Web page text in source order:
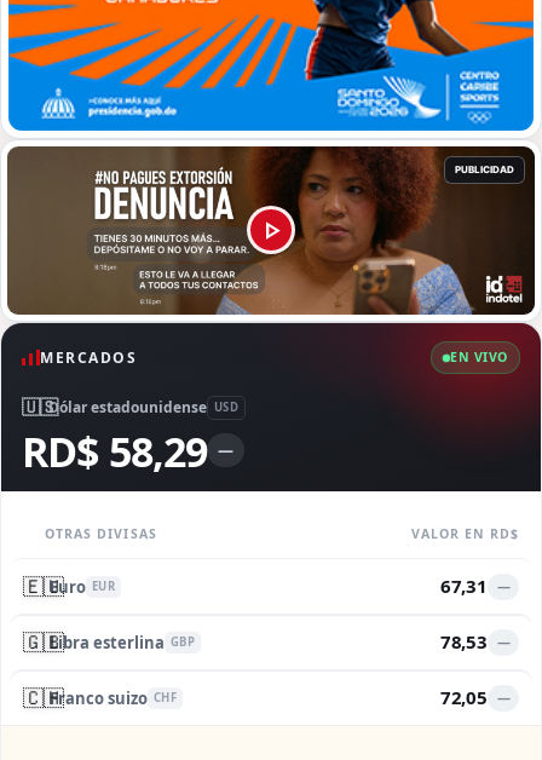
MERCADOS EN VIVO
🇺🇸Dólar estadounidense USD
RD$ 58,29 —
OTRAS DIVISAS VALOR EN RD$
🇪🇺Euro EUR 67,31 —
🇬🇧Libra esterlina GBP 78,53 —
🇨🇭Franco suizo CHF 72,05 —